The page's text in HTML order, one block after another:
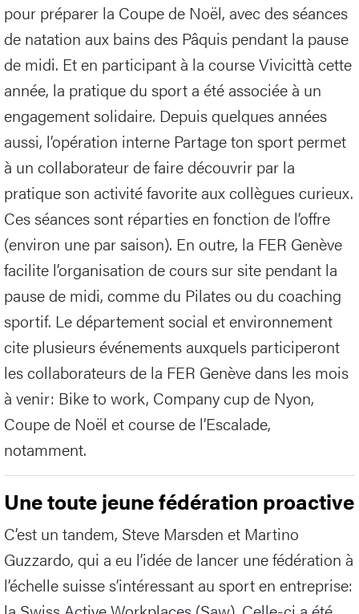
pour préparer la Coupe de Noël, avec des séances
de natation aux bains des Pâquis pendant la pause
de midi. Et en participant à la course Vivicittà cette
année, la pratique du sport a été associée à un
engagement solidaire. Depuis quelques années
aussi, l’opération interne Partage ton sport permet
à un collaborateur de faire découvrir par la
pratique son activité favorite aux collègues curieux.
Ces séances sont réparties en fonction de l’offre
(environ une par saison). En outre, la FER Genève
facilite l’organisation de cours sur site pendant la
pause de midi, comme du Pilates ou du coaching
sportif. Le département social et environnement
cite plusieurs événements auxquels participeront
les collaborateurs de la FER Genève dans les mois
à venir: Bike to work, Company cup de Nyon,
Coupe de Noël et course de l’Escalade,
notamment.
Une toute jeune fédération proactive
C’est un tandem, Steve Marsden et Martino
Guzzardo, qui a eu l’idée de lancer une fédération à
l’échelle suisse s’intéressant au sport en entreprise: